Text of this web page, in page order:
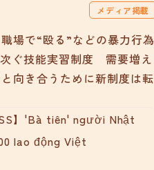
メディア掲載
職場で“殴る”などの暴力行為
ぐ技能実習制度 需要増え
向き合うために新制度は転